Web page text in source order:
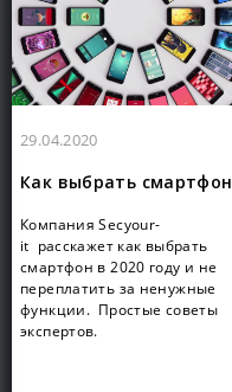
29.04.2020
Как выбрать смартфон
Компания Secyour-
it расскажет как выбрать
смартфон в 2020 году и не
переплатить за ненужные
функции. Простые советы
экспертов.